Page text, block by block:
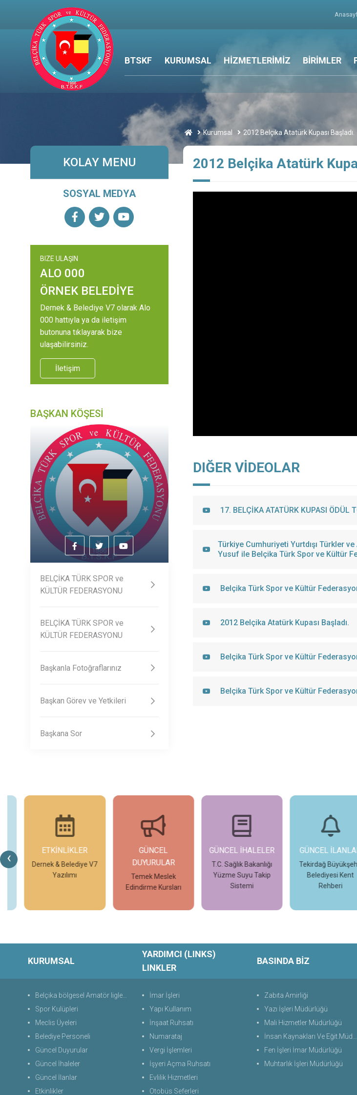
BTSKF KURUMSAL HİZMETLERİMİZ BİRİMLER
Kurumsal 2012 Belçika Atatürk Kupası Başladı.
KOLAY MENU
SOSYAL MEDYA
BIZE ULAŞIN
ALO 000
ÖRNEK BELEDİYE
Dernek & Belediye V7 olarak Alo
000 hattıyla ya da iletişim
butonuna tıklayarak bize
ulaşabilirsiniz.
İletişim
BAŞKAN KÖŞESİ
BELÇİKA TÜRK SPOR ve
KÜLTÜR FEDERASYONU
BELÇİKA TÜRK SPOR ve
KÜLTÜR FEDERASYONU
Başkanla Fotoğraflarınız
Başkan Görev ve Yetkileri
Başkana Sor
2012 Belçika Atatürk
DIĞER VİDEOLAR
17. BELÇİKA ATATÜRK KUPASI ÖDÜL
Türkiye Cumhuriyeti Yurtdışı Türkler ve
Yusuf ile Belçika Türk Spor ve Kültür
2012 Belçika Atatürk Kupası Başladı.
Belçika Türk Spor ve Kültür
Belçika Türk Spor ve Kültür
‹ ETKİNLİKLER
Dernek & Belediye V7
Yazılımı
GÜNCEL
DUYURULAR
Temek Meslek
Edindirme Kursları
GÜNCEL İHALELER
T.C. Sağlık Bakanlığı
Yüzme Suyu Takip
Sistemi
GÜNCEL
Tekirdağ
Belediyesi Kent
Rehberi
KURUMSAL
Belçika bölgesel Amatör liglerde Türk futbol takımları
Spor Kulüpleri
Meclis Üyeleri
Belediye Personeli
Güncel Duyurular
Güncel İhaleler
Güncel İlanlar
Etkinlikler
YARDIMCI (LINKS)
LINKLER
İmar İşleri
Yapı Kullanım
İnşaat Ruhsatı
Numarataj
Vergi İşlemleri
İşyeri Açma Ruhsatı
Evlilik Hizmetleri
Otobüs Seferleri
BASINDA BİZ
Zabıta Amirliği
Yazı İşleri Müdürlüğü
Mali Hizmetler Müdürlüğü
İnsan Kaynakları Ve Eğit.Müdürlüğü
Fen İşleri İmar Müdürlüğü
Muhtarlık İşleri Müdürlüğü